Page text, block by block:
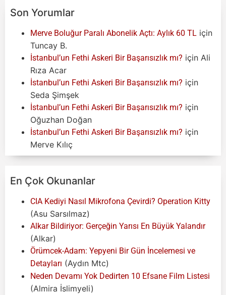
Son Yorumlar
Merve Boluğur Paralı Abonelik Açtı: Aylık 60 TL için
Tuncay B.
İstanbul’un Fethi Askeri Bir Başarısızlık mı? için Ali
Rıza Acar
İstanbul’un Fethi Askeri Bir Başarısızlık mı? için
Seda Şimşek
İstanbul’un Fethi Askeri Bir Başarısızlık mı? için
Oğuzhan Doğan
İstanbul’un Fethi Askeri Bir Başarısızlık mı? için
Merve Kılıç
En Çok Okunanlar
CIA Kediyi Nasıl Mikrofona Çevirdi? Operation Kitty
(Asu Sarsılmaz)
Alkar Bildiriyor: Gerçeğin Yarısı En Büyük Yalandır
(Alkar)
Örümcek-Adam: Yepyeni Bir Gün İncelemesi ve
Detayları (Aydın Mtc)
Neden Devamı Yok Dedirten 10 Efsane Film Listesi
(Almira İslimyeli)